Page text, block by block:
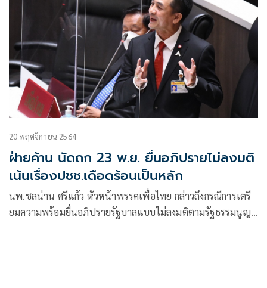
20 พฤศจิกายน 2564
ฝ่ายค้าน นัดถก 23 พ.ย. ยื่นอภิปรายไม่ลงมติ
เน้นเรื่องปชช.เดือดร้อนเป็นหลัก
นพ.ชลน่าน ศรีแก้ว หัวหน้าพรรคเพื่อไทย กล่าวถึงกรณีการเตรี
ยมความพร้อมยื่นอภิปรายรัฐบาลแบบไม่ลงมติตามรัฐธรรมนูญ